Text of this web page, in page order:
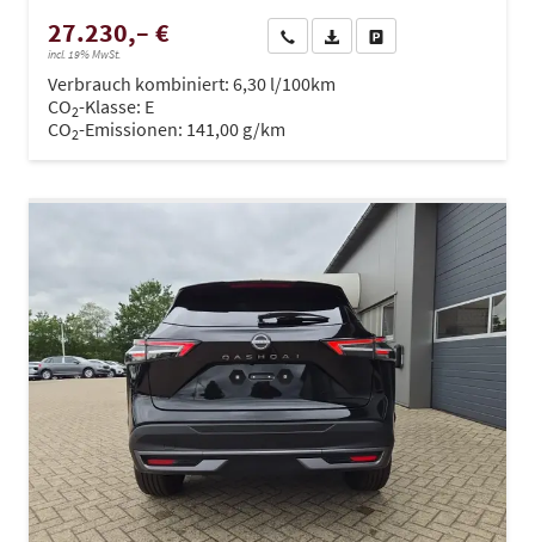
27.230,– €
incl. 19% MwSt.
Wir rufen Sie anPDF-Datei, Fahrzeugexposé
Verbrauch kombiniert: 6,30 l/100km
CO2-Klasse: E
CO2-Emissionen: 141,00 g/km